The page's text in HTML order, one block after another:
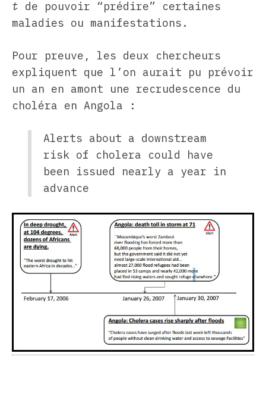
t de pouvoir “prédire” certaines
maladies ou manifestations.
Pour preuve, les deux chercheurs
expliquent que l’on aurait pu prévoir
un an en amont une recrudescence du
choléra en Angola :
Alerts about a downstream
risk of cholera could have
been issued nearly a year in
advance